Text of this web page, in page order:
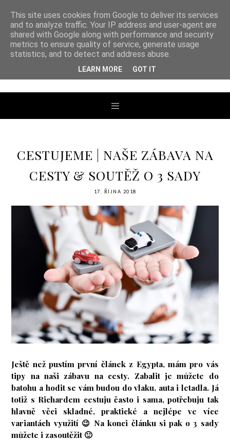
ANDREA TENGLER
CESTUJEME | NAŠE ZÁBAVA NA
CESTY & SOUTĚŽ O 3 SADY
17. ŘÍJNA 2018
Ještě než pustím první článek z Egypta, mám pro vás
tipy na naši zábavu na cesty. Zabalit je můžete do
batohu a hodit se vám budou do vlaku, auta i letadla. Já
totiž s Richardem cestuju často i sama, potřebuju tak
hlavně věci skladné, praktické a nejlépe ve více
variantách využití 😉 Na konci článku si pak o 3 sady
můžete i zasoutěžit 🙂
This site uses cookies from Google to deliver its services
and to analyze traffic. Your IP address and user-agent are
shared with Google along with performance and security
metrics to ensure quality of service, generate usage
statistics, and to detect and address abuse.
LEARN MORE GOT IT